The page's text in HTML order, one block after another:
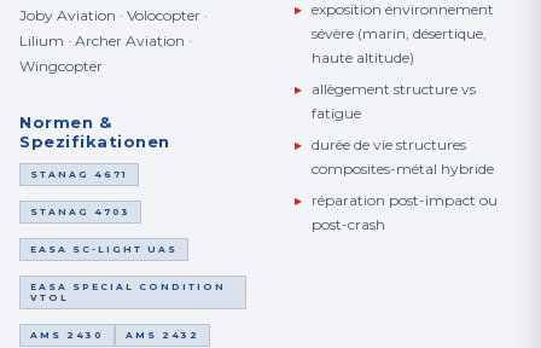
Joby Aviation · Volocopter ·
Lilium · Archer Aviation ·
Wingcopter
Normen &
Spezifikationen
STANAG 4671
STANAG 4703
EASA SC-LIGHT UAS
EASA SPECIAL CONDITION
VTOL
AMS 2430 AMS 2432
▸ exposition environnement
sévère (marin, désertique,
haute altitude)
▸ allègement structure vs
fatigue
▸ durée de vie structures
composites-métal hybride
▸ réparation post-impact ou
post-crash